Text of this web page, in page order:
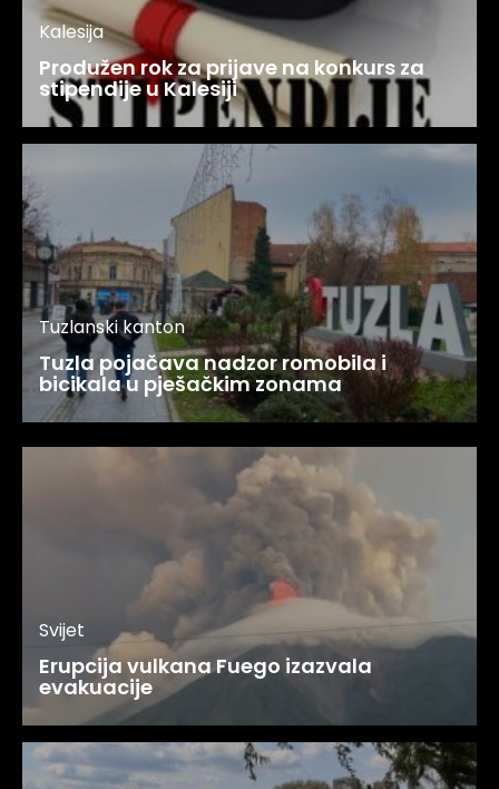
Kalesija
Produžen rok za prijave na konkurs za
stipendije u Kalesiji
Tuzlanski kanton
Tuzla pojačava nadzor romobila i
bicikala u pješačkim zonama
Svijet
Erupcija vulkana Fuego izazvala
evakuacije